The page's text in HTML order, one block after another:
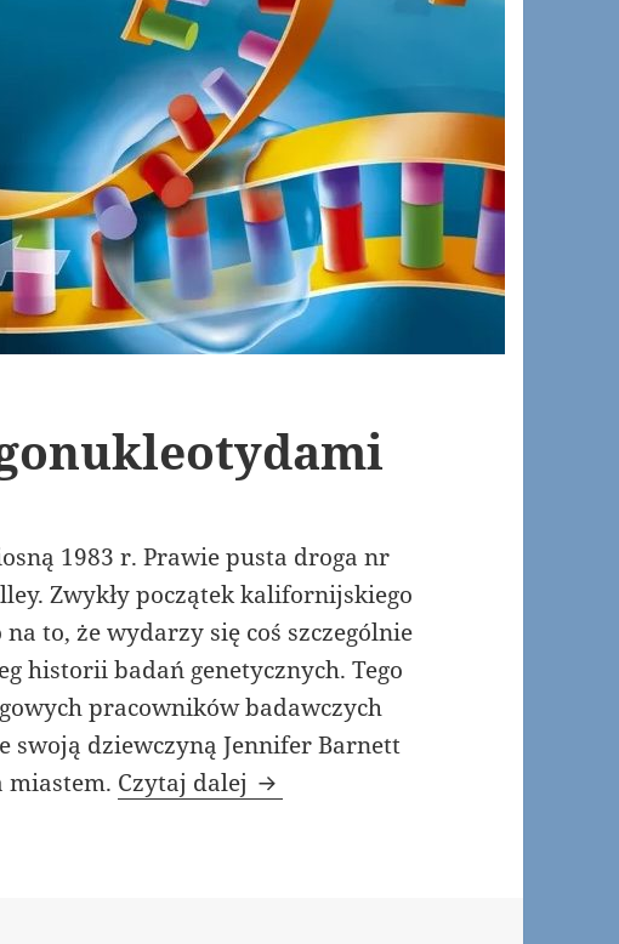
1983 r. Prawie pusta droga nr
Zwykły początek kalifornijskiego
to, że wydarzy się coś szczególnie
historii badań genetycznych. Tego
pracowników badawczych
swoją dziewczyną Jennifer Barnett
miastem. Czytaj dalej Tańczący z oligonukleotydami